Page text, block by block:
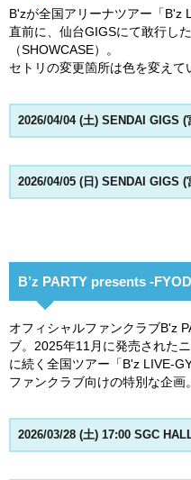
B'zが全国アリーナツアー「B'z
直前に、仙台GIGSにて敢行し
（SHOWCASE）。
セトリの変更箇所は色を変えて
2026/04/04 (土) SENDAI GIGS (
2026/04/05 (日) SENDAI GIGS (
B’z PARTY presents -
オフィシャルファンクラブB'z
ブ。2025年11月に発売された
に続く全国ツアー「B'z LIVE-
ファンクラブ向けの特別な企画。
2026/03/28 (土) 17:00 SGC